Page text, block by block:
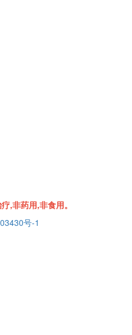
,非药用,非食用。
号-1